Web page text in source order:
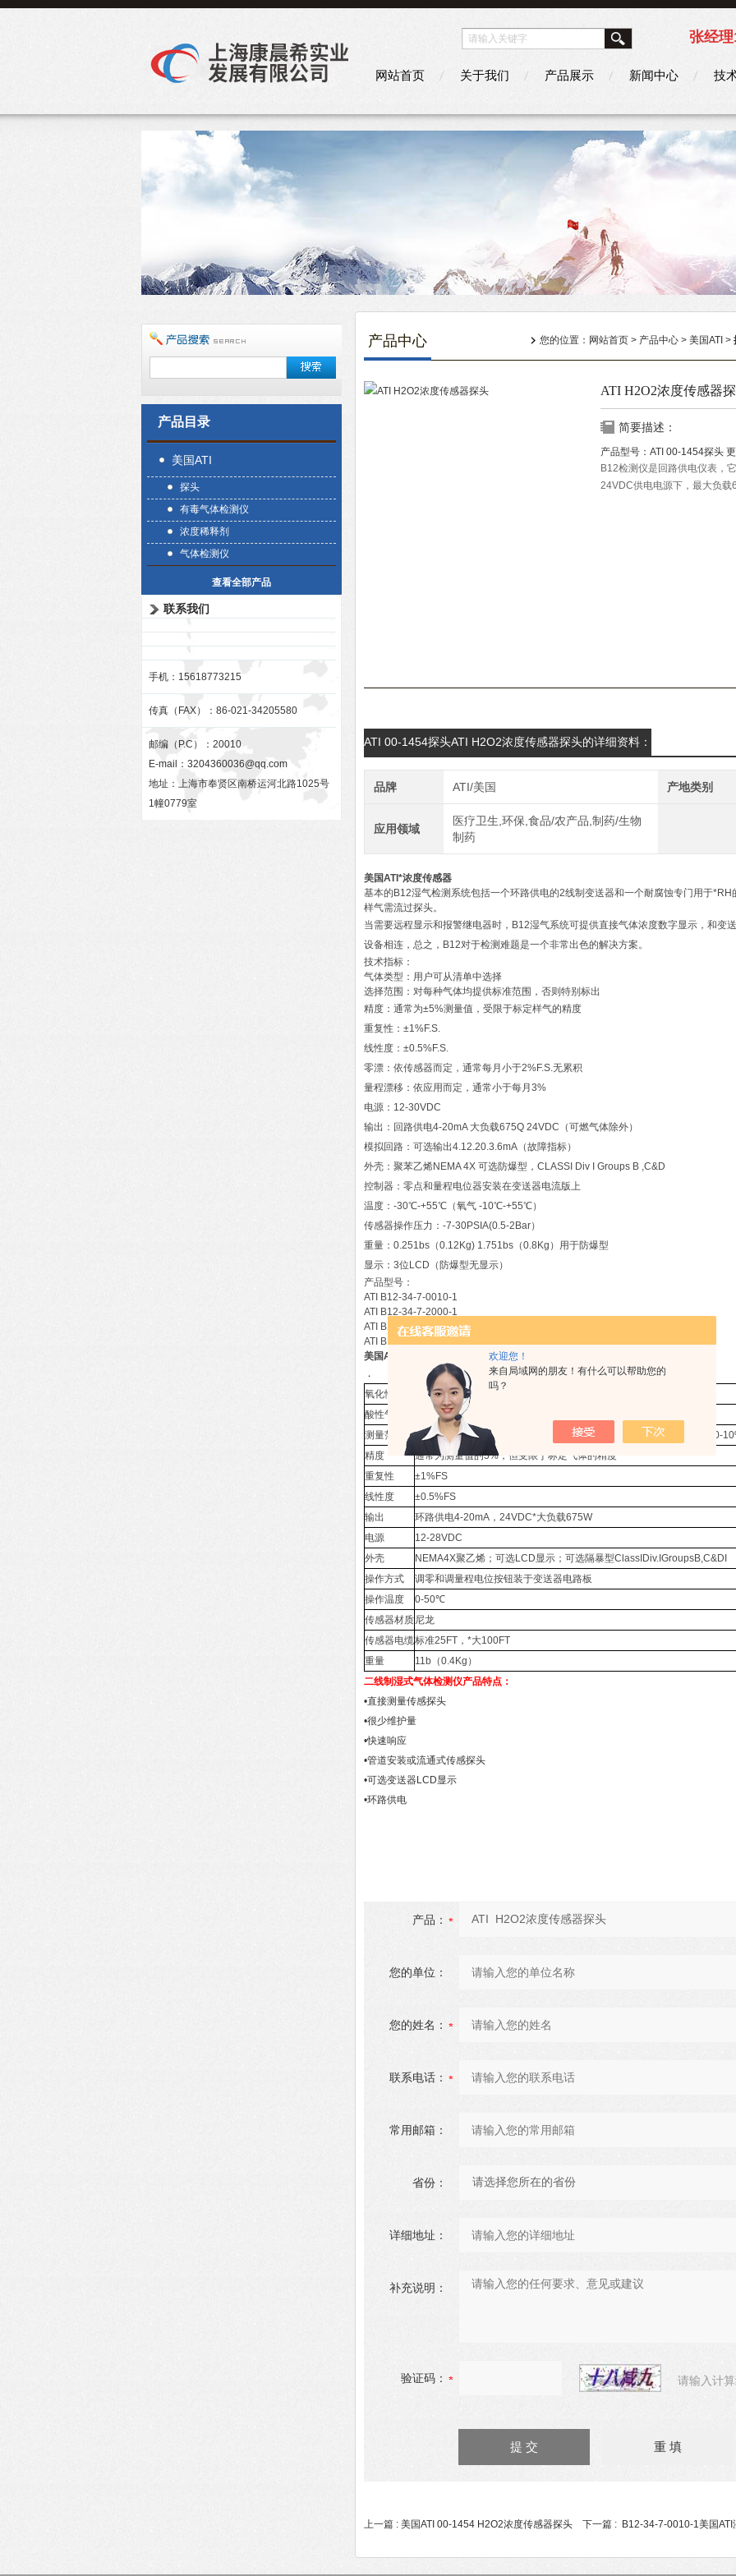
欢迎您！
来自局域网的朋友！有什么可以帮助您的
吗？
张经
网站首页 关于我们 产品展示 新闻中心 技
产品目录
美国ATI
探头
有毒气体检测仪
浓度稀释剂
气体检测仪
查看全部产品
联系我们
手机：15618773215
传真（FAX）：86-021-34205580
邮编（P.C）：20010
E-mail： 3204360036@qq.com
地址：上海市奉贤区南桥运河北路1025号
1幢0779室
产品中心 您的位置： 网站首页 > 产品中心 > 美国ATI >
ATI H2O2浓度传感器
简要描述：
产品型号： ATI 00-1454探头
B12检测仪是回路供电仪表，
24VDC供电电源下，最大负
ATI 00-1454探头ATI H2O2浓度传感器探头的详细资料：
品牌 ATI/美国 产地类别
应用领域
医疗卫生,环保,食品/农产品,制药/生物
制药
美国ATI*浓度传感器
基本的B12湿气检测系统包括一个环路供电的2线制变送器和一个耐腐蚀专门用于
样气需流过探头。
当需要远程显示和报警继电器时，B12湿气系统可提供直接气体浓度数字显示，和变
设备相连，总之，B12对于检测难题是一个非常出色的解决方案。
技术指标：
气体类型：用户可从清单中选择
选择范围：对每种气体均提供标准范围，否则特别标出
精度：通常为±5%测量值，受限于标定样气的精度
重复性：±1%F.S.
线性度：±0.5%F.S.
零漂：依传感器而定，通常每月小于2%F.S.无累积
量程漂移：依应用而定，通常小于每月3%
电源：12-30VDC
输出：回路供电4-20mA 大负载675Q 24VDC（可燃气体除外）
模拟回路：可选输出4.12.20.3.6mA（故障指标）
外壳：聚苯乙烯NEMA 4X 可选防爆型，CLASSI Div I Groups B ,C&D
控制器：零点和量程电位器安装在变送器电流版上
温度：-30℃-+55℃（氧气 -10℃-+55℃）
传感器操作压力：-7-30PSIA(0.5-2Bar）
重量：0.251bs（0.12Kg) 1.751bs（0.8Kg）用于防爆型
显示：3位LCD（防爆型无显示）
产品型号：
ATI B12-34-7-0010-1
ATI B12-34-7-2000-1
ATI B12-34-7-0010-1C
ATI B12-34-7-2000-1C
美国ATI*浓度传感器
．
氧化性气体
CL2、Br2、CLO2、O3
酸性气体
HF、HCL氢气
测量范围
氧化性气体和酸性气体0-10、0-20、0-50、0-100ppm；氢气0-2%、0-
精度
通常为测量值的5%，但受限于标定气体的精度
重复性
±1%FS
线性度
±0.5%FS
输出
环路供电4-20mA，24VDC*大负载675W
电源
12-28VDC
外壳
NEMA4X聚乙烯；可选LCD显示；可选隔暴型ClassIDiv.IGroupsB,C&DI
操作方式
调零和调量程电位按钮装于变送器电路板
操作温度
0-50℃
传感器材质尼龙
传感器电缆标准25FT，*大100FT
重量
11b（0.4Kg）
二线制湿式气体检测仪产品特点：
•直接测量传感探头
•很少维护量
•快速响应
•管道安装或流通式传感探头
•可选变送器LCD显示
•环路供电
产品：
您的单位：
您的姓名：
联系电话：
常用邮箱：
省份：
详细地址：
补充说明：
验证码： 请输入计
上一篇 : 美国ATI 00-1454 H2O2浓度传感器探头 下一篇 : B12-34-7-0010-1美国